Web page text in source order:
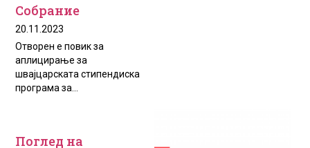
Собрание
20.11.2023
Отворен е повик за
аплицирање за
швајцарската стипендиска
програма за...
Поглед на